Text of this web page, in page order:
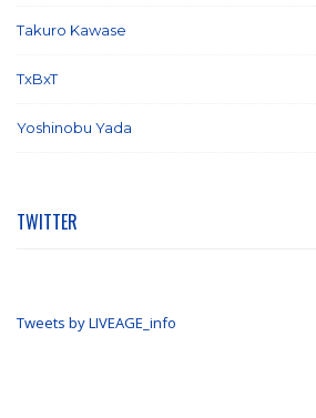
Takuro Kawase
TxBxT
Yoshinobu Yada
TWITTER
Tweets by LIVEAGE_info